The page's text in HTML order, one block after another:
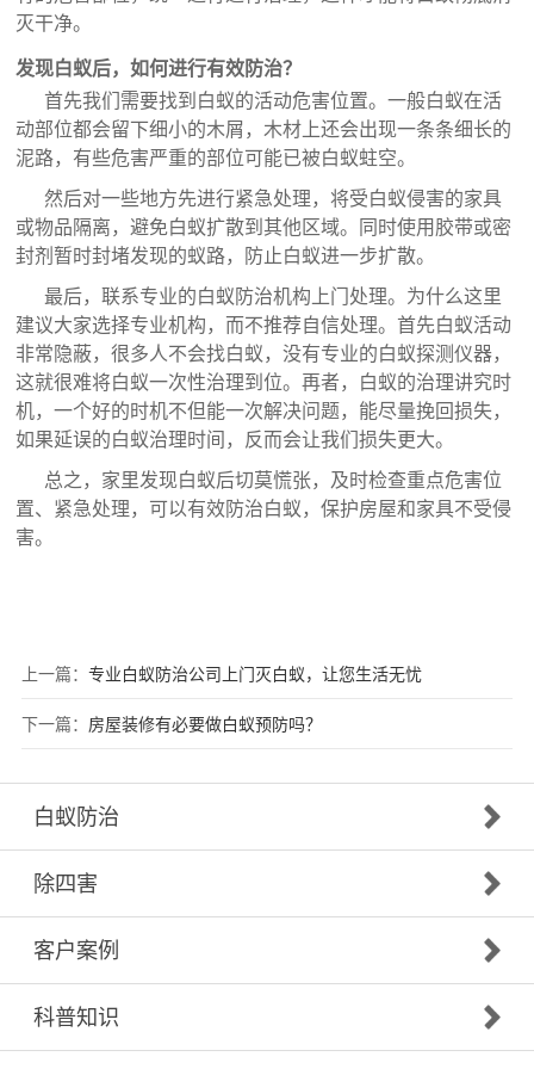
灭干净。
发现白蚁后，如何进行有效防治？
首先我们需要找到白蚁的活动危害位置。一般白蚁在活
动部位都会留下细小的木屑，木材上还会出现一条条细长的
泥路，有些危害严重的部位可能已被白蚁蛀空。
然后对一些地方先进行紧急处理，将受白蚁侵害的家具
或物品隔离，避免白蚁扩散到其他区域。同时使用胶带或密
封剂暂时封堵发现的蚁路，防止白蚁进一步扩散。
最后，联系专业的白蚁防治机构 上门处理。为什么这里
建议大家选择专业机构，而不推荐自信处理。首先白蚁活动
非常隐蔽，很多人不会找白蚁，没有专业的白蚁探测仪器，
这就很难将白蚁一次性治理到位。再者，白蚁的治理讲究时
机，一个好的时机不但能一次解决问题，能尽量挽回损失，
如果延误的白蚁治理时间，反而会让我们损失更大。
总之，家里发现白蚁后切莫慌张，及时检查重点危害位
置、紧急处理，可以有效防治白蚁，保护房屋和家具不受侵
害。
上一篇： 专业白蚁防治公司上门灭白蚁，让您生活无忧
下一篇： 房屋装修有必要做白蚁预防吗？
白蚁防治
除四害
客户案例
科普知识